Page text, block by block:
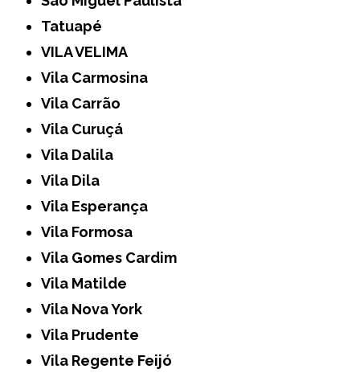
Tatuapé
VILA VELIMA
Vila Carmosina
Vila Carrão
Vila Curuçá
Vila Dalila
Vila Dila
Vila Esperança
Vila Formosa
Vila Gomes Cardim
Vila Matilde
Vila Nova York
Vila Prudente
Vila Regente Feijó